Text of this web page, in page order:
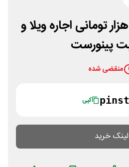
کد تخفیف 150 هزار تومانی اجاره ویلا و
پینورست
منقضی شده
کپی
لینک خرید